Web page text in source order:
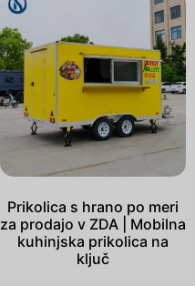
Prikolica s hrano po meri
za prodajo v ZDA | Mobilna
kuhinjska prikolica na
ključ